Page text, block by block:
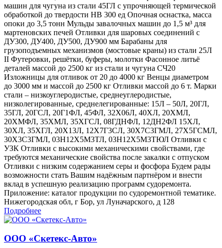
машин для чугуна из стали 45ГЛ с упрочняющей термической
обработкой до твердости НВ 300 ед Опочная оснастка, масса
опоки до 3,5 тонн Мульды завалочных машин до 1,5 м³ для
мартеновских печей Отливки для шаровых соединений с
ДУ300, ДУ400, ДУ500, ДУ900 мм Барабаны для
грузоподъемных механизмов (мостовые краны) из стали 25Л
II Футеровки, решётки, буферы, молотки Фасонное литьё
деталей массой до 2500 кг из стали и чугуна СЧ20
Изложницы для отливок от 20 до 4000 кг Венцы диаметром
до 3000 мм и массой до 2500 кг Отливки массой до 6 т. Марки
стали – низкоуглеродистые, среднеуглеродистые,
низколегированные, среднелегированные: 15Л – 50Л, 20ГЛ,
35ГЛ, 20ГСЛ, 20Г1ФЛ, 45ФЛ, 32Х06Л, 40ХЛ, 20ХМЛ,
20ХМФЛ, 35ХМЛ, 35ХГСЛ, 08ГДНФЛ, 12ДН2ФЛ 15ХЛ,
30ХЛ, 35ХГЛ, 20Х13Л, 12Х7Г3СЛ, 30Х7С3ГМЛ, 27Х5ГСМЛ,
30Х3С3ГМЛ, 03Н12Х5М3ТЛ, 03Н12Х5М3ТЮЛ Отливки с
УЗК Отливки с высокими механическими свойствами, где
требуются механические свойства после закалки с отпуском
Отливки с низким содержанием серы и фосфора Будем рады
возможности стать Вашим надёжным партнёром и внести
вклад в успешную реализацию программ судоремонта.
Приложение: каталог продукции по судоремонтной тематике.
Нижегородская обл, г Бор, ул Луначарского, д 128
Подробнее
ООО «Скетекс-Авто»